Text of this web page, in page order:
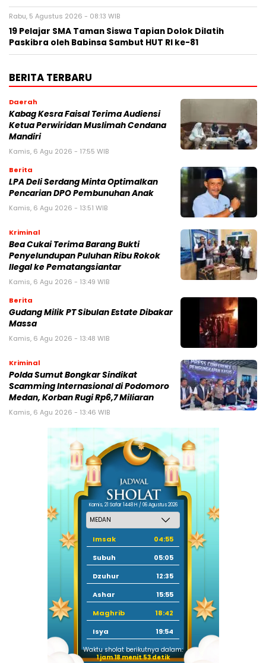
Rabu, 5 Agustus 2026 - 08:13 WIB
19 Pelajar SMA Taman Siswa Tapian Dolok Dilatih
Paskibra oleh Babinsa Sambut HUT RI ke-81
BERITA TERBARU
Daerah
Kabag Kesra Faisal Terima Audiensi
Ketua Perwiridan Muslimah Cendana
Mandiri
Kamis, 6 Agu 2026 - 17:55 WIB
Berita
LPA Deli Serdang Minta Optimalkan
Pencarian DPO Pembunuhan Anak
Kamis, 6 Agu 2026 - 13:51 WIB
Kriminal
Bea Cukai Terima Barang Bukti
Penyelundupan Puluhan Ribu Rokok
Ilegal ke Pematangsiantar
Kamis, 6 Agu 2026 - 13:49 WIB
Berita
Gudang Milik PT Sibulan Estate Dibakar
Massa
Kamis, 6 Agu 2026 - 13:48 WIB
Kriminal
Polda Sumut Bongkar Sindikat
Scamming Internasional di Podomoro
Medan, Korban Rugi Rp6,7 Miliaran
Kamis, 6 Agu 2026 - 13:46 WIB
Kamis, 21 Safar 1448 H / 06 Agustus 2026
Imsak
04:55
Subuh
05:05
Dzuhur
12:35
Ashar
15:55
Maghrib
18:42
Isya
19:54
Waktu sholat berikutnya dalam:
1 jam 18 menit 52 detik